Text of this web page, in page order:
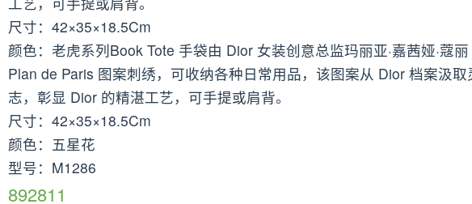
尺寸：42×35×18.5Cm
颜色：老虎系列Book Tote 手袋由 Dior 女装创意总监玛丽亚·嘉茜娅·
Plan de Paris 图案刺绣，可收纳各种日常用品，该图案从 Dior 档案汲
志，彰显 Dior 的精湛工艺，可手提或肩背。
尺寸：42×35×18.5Cm
颜色：五星花
型号：M1286
892811